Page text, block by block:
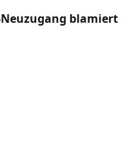
blamiert